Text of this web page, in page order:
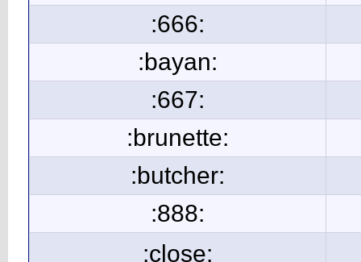
:666:
:bayan:
:667:
:brunette:
:butcher:
:888:
:close: